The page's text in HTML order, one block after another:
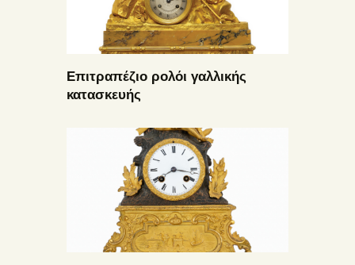
Επιτραπέζιο ρολόι γαλλικής
κατασκευής